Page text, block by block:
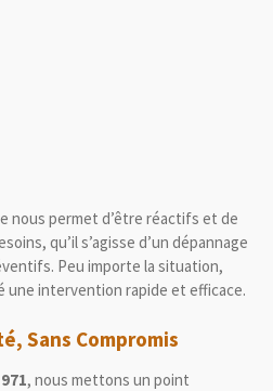
nous permet d’être réactifs et de
qu’il s’agisse d’un dépannage
Peu importe la situation,
intervention rapide et efficace.
Sans Compromis
, nous mettons un point